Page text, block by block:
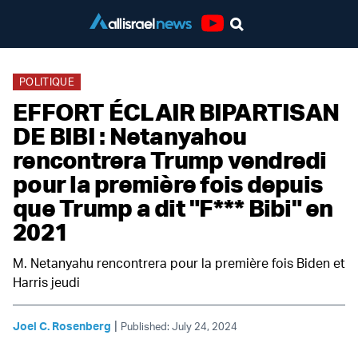
POLITIQUE
EFFORT ÉCLAIR BIPARTISAN
DE BIBI : Netanyahou
rencontrera Trump vendredi
pour la première fois depuis
que Trump a dit "F*** Bibi" en
2021
M. Netanyahu rencontrera pour la première fois Biden et
Harris jeudi
Joel C. Rosenberg | Published: July 24, 2024